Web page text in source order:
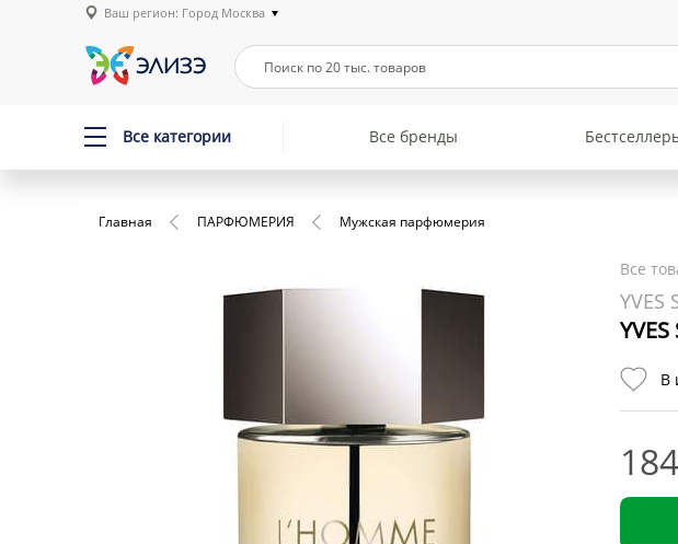
Ваш регион: Город Москва
Все категории Все бренды
Главная ПАРФЮМЕРИЯ Мужская парфюмерия
Все
YVES
В